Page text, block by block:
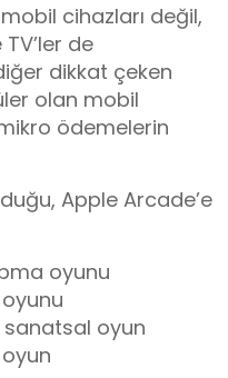
cihazları değil,
de
dikkat çeken
olan mobil
ödemelerin
Apple Arcade’e
oyunu
sanatsal oyun